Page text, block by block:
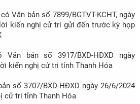
Văn bản số 7899/BGTVT-KCHT, ngày
kiến nghị cử tri gửi đến trước kỳ họp
bản số 3917/BXD-HĐXD ngày
kiến nghị cử tri tỉnh Thanh Hóa
số 3707/BXD-HĐXD ngày 26/6/2024
cử tri tỉnh Thanh Hóa